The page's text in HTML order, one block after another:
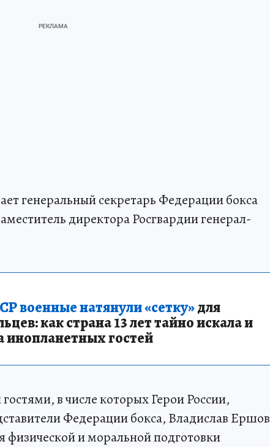
генеральный секретарь Федерации бокса
директора Росгвардии генерал-
военные натянули «сетку»для
как страна 13 лет тайно искала и
инопланетных гостей
в числе которых Герои России,
Федерации бокса, Владислав Ершов
физической и моральной подготовки